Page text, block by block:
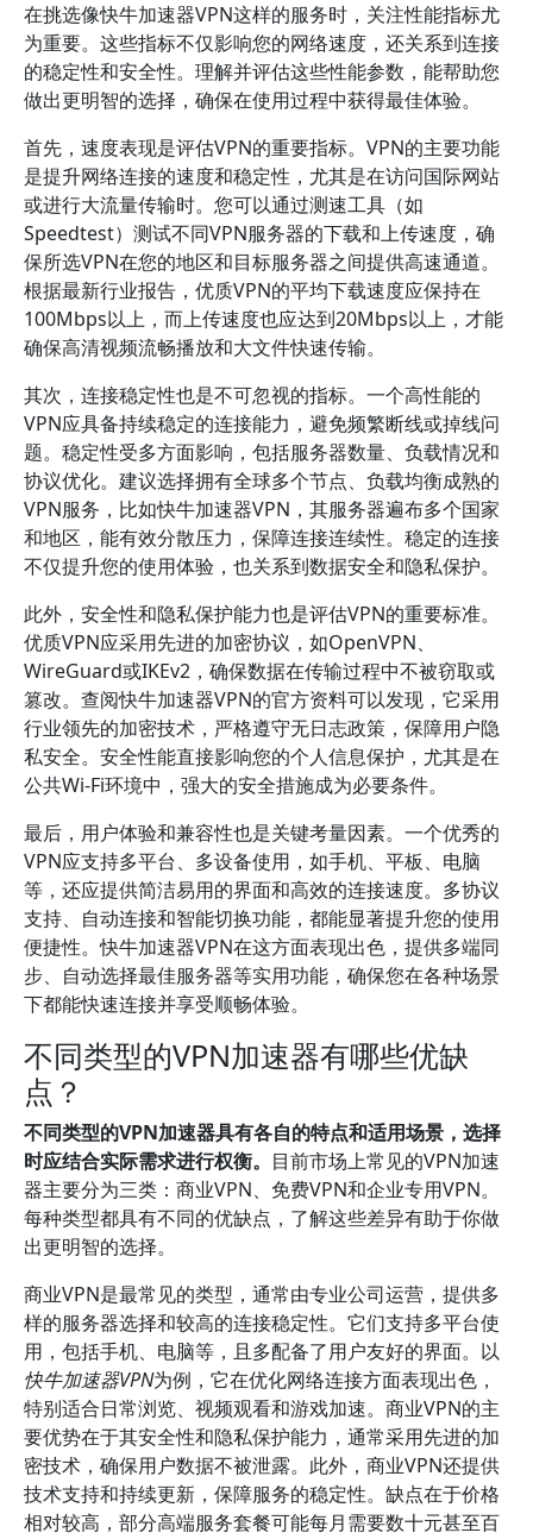
在挑选像快牛加速器VPN这样的服务时，关注性能指标尤
为重要。这些指标不仅影响您的网络速度，还关系到连接
的稳定性和安全性。理解并评估这些性能参数，能帮助您
做出更明智的选择，确保在使用过程中获得最佳体验。
首先，速度表现是评估VPN的重要指标。VPN的主要功能
是提升网络连接的速度和稳定性，尤其是在访问国际网站
或进行大流量传输时。您可以通过测速工具（如
Speedtest）测试不同VPN服务器的下载和上传速度，确
保所选VPN在您的地区和目标服务器之间提供高速通道。
根据最新行业报告，优质VPN的平均下载速度应保持在
100Mbps以上，而上传速度也应达到20Mbps以上，才能
确保高清视频流畅播放和大文件快速传输。
其次，连接稳定性也是不可忽视的指标。一个高性能的
VPN应具备持续稳定的连接能力，避免频繁断线或掉线问
题。稳定性受多方面影响，包括服务器数量、负载情况和
协议优化。建议选择拥有全球多个节点、负载均衡成熟的
VPN服务，比如快牛加速器VPN，其服务器遍布多个国家
和地区，能有效分散压力，保障连接连续性。稳定的连接
不仅提升您的使用体验，也关系到数据安全和隐私保护。
此外，安全性和隐私保护能力也是评估VPN的重要标准。
优质VPN应采用先进的加密协议，如OpenVPN、
WireGuard或IKEv2，确保数据在传输过程中不被窃取或
篡改。查阅快牛加速器VPN的官方资料可以发现，它采用
行业领先的加密技术，严格遵守无日志政策，保障用户隐
私安全。安全性能直接影响您的个人信息保护，尤其是在
公共Wi-Fi环境中，强大的安全措施成为必要条件。
最后，用户体验和兼容性也是关键考量因素。一个优秀的
VPN应支持多平台、多设备使用，如手机、平板、电脑
等，还应提供简洁易用的界面和高效的连接速度。多协议
支持、自动连接和智能切换功能，都能显著提升您的使用
便捷性。快牛加速器VPN在这方面表现出色，提供多端同
步、自动选择最佳服务器等实用功能，确保您在各种场景
下都能快速连接并享受顺畅体验。
不同类型的VPN加速器有哪些优缺
点？
不同类型的VPN加速器具有各自的特点和适用场景，选择
时应结合实际需求进行权衡。 目前市场上常见的VPN加速
器主要分为三类：商业VPN、免费VPN和企业专用VPN。
每种类型都具有不同的优缺点，了解这些差异有助于你做
出更明智的选择。
商业VPN是最常见的类型，通常由专业公司运营，提供多
样的服务器选择和较高的连接稳定性。它们支持多平台使
用，包括手机、电脑等，且多配备了用户友好的界面。以
快牛加速器VPN为例，它在优化网络连接方面表现出色，
特别适合日常浏览、视频观看和游戏加速。商业VPN的主
要优势在于其安全性和隐私保护能力，通常采用先进的加
密技术，确保用户数据不被泄露。此外，商业VPN还提供
技术支持和持续更新，保障服务的稳定性。缺点在于价格
相对较高，部分高端服务套餐可能每月需要数十元甚至百